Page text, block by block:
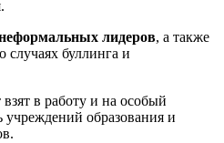
лидеров, а также
буллинга и
в работу и на особый
учреждений образования и